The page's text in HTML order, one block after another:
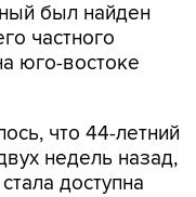
был найден
частного
юго-востоке
что 44-летний
недель назад,
доступна